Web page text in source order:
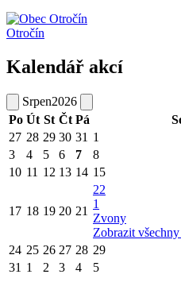
Otročín
Kalendář akcí
Srpen2026
Po Út St Čt Pá
27 28 29 30 31 1
3
4 5 6 7 8
10 11 12 13 14 15
17 18 19 20 21
22
1
Zvony
Zobrazit
24 25 26 27 28 29
31 1 2 3 4 5